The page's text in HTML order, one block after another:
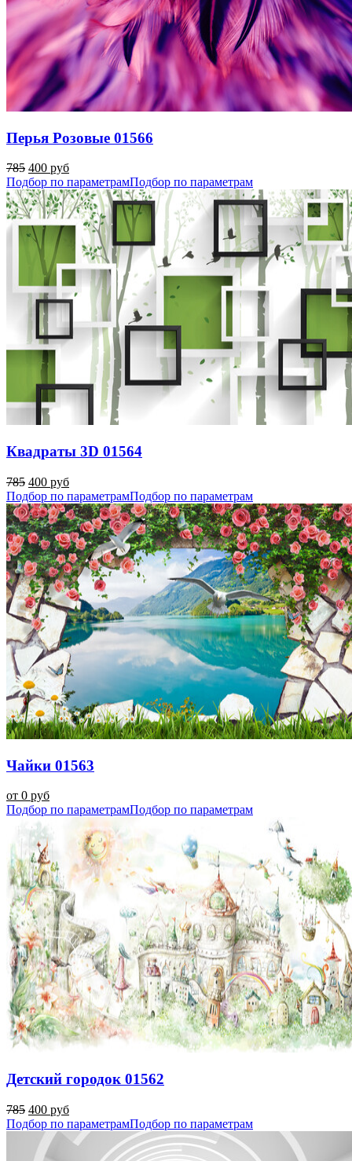
Перья Розовые 01566
785 400 руб
Подбор по параметрамПодбор по параметрам
Квадраты 3D 01564
785 400 руб
Подбор по параметрамПодбор по параметрам
Чайки 01563
от 0 руб
Подбор по параметрамПодбор по параметрам
Детский городок 01562
785 400 руб
Подбор по параметрамПодбор по параметрам